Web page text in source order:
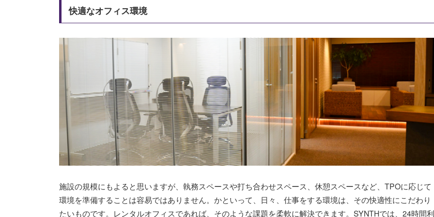
快適なオフィス環境
施設の規模にもよると思いますが、執務スペースや打ち合わせスペース、休憩スペースなど、TPOに応じて
環境を準備することは容易ではありません。かといって、日々、仕事をする環境は、その快適性にこだわり
たいものです。レンタルオフィスであれば、そのような課題を柔軟に解決できます。SYNTHでは、24時間利